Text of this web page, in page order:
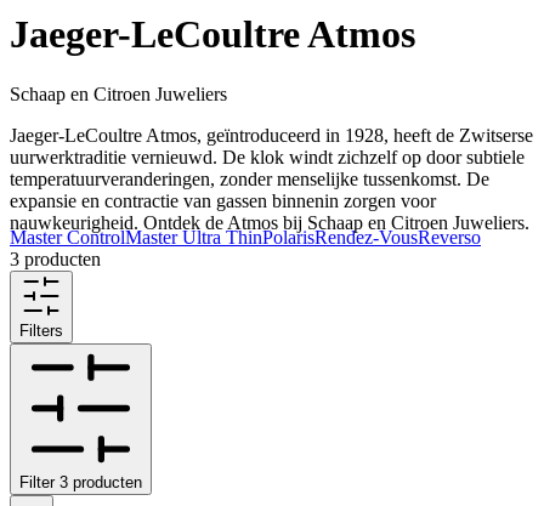
Jaeger-LeCoultre Atmos
Schaap en Citroen Juweliers
Jaeger-LeCoultre Atmos, geïntroduceerd in 1928, heeft de Zwitserse
uurwerktraditie vernieuwd. De klok windt zichzelf op door subtiele
temperatuurveranderingen, zonder menselijke tussenkomst. De
expansie en contractie van gassen binnenin zorgen voor
nauwkeurigheid. Ontdek de Atmos bij Schaap en Citroen Juweliers.
Master ControlMaster Ultra ThinPolarisRendez-VousReverso
3 producten
Filters
Filter 3 producten